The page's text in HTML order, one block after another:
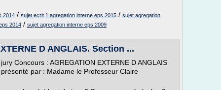
2014 / sujet ecrit 1 agregation interne eps 2015 / sujet agregation
2014 / sujet agregation interne eps 2009
D ANGLAIS. Section ...
Concours : AGREGATION EXTERNE D ANGLAIS
par : Madame le Professeur Claire